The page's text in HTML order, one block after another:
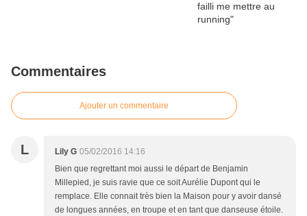
Commentaires
Ajouter un commentaire
L Lily G 05/02/2016 14:16
Bien que regrettant moi aussi le départ de Benjamin
Millepied, je suis ravie que ce soit Aurélie Dupont qui le
remplace. Elle connait très bien la Maison pour y avoir dansé
de longues années, en troupe et en tant que danseuse étoile.